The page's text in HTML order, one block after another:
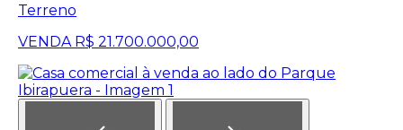
Terreno
VENDA R$ 21.700.000,00